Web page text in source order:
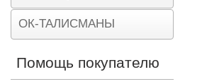
ОК-ТАЛИСМАНЫ
Помощь покупателю